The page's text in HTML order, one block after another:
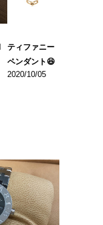
ティファニー
ペンダント😆
2020/10/05